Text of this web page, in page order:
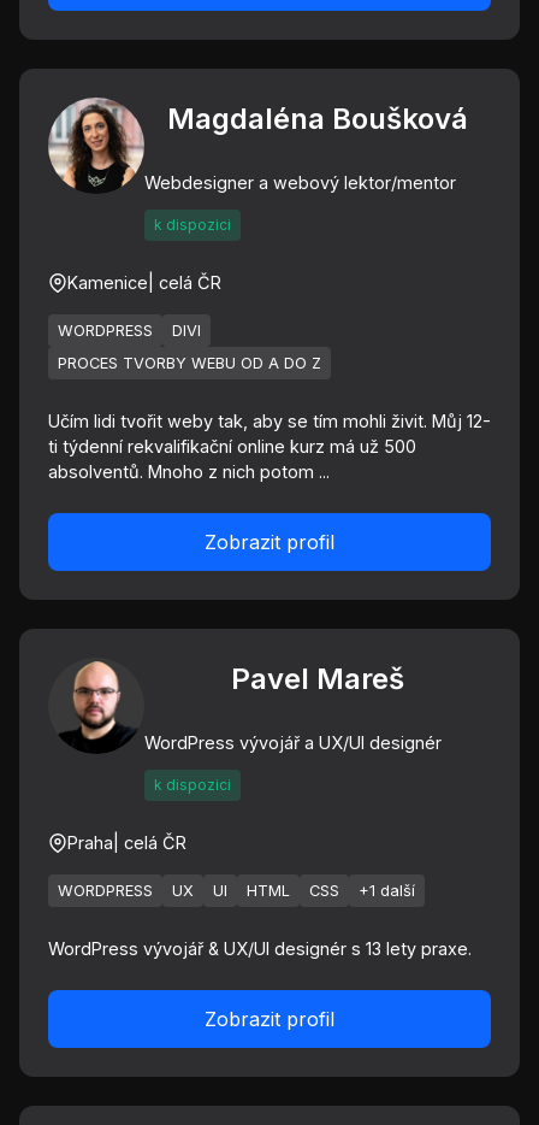
Magdaléna Boušková
Webdesigner a webový lektor/mentor
k dispozici
Kamenice | celá ČR
WORDPRESS
DIVI
PROCES TVORBY WEBU OD A DO Z
Učím lidi tvořit weby tak, aby se tím mohli živit. Můj 12-
ti týdenní rekvalifikační online kurz má už 500
absolventů. Mnoho z nich potom ...
Zobrazit profil
Pavel Mareš
WordPress vývojář a UX/UI designér
k dispozici
Praha | celá ČR
WORDPRESS UX UI HTML CSS +1 další
WordPress vývojář & UX/UI designér s 13 lety praxe.
Zobrazit profil